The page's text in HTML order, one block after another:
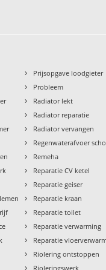
› Prijsopgave loodgieter
› Probleem
› Radiator lekt
› Radiator reparatie
› Radiator vervangen
› Regenwaterafvoer
› Remeha
› Reparatie CV ketel
› Reparatie geiser
› Reparatie kraan
› Reparatie toilet
› Reparatie verwarming
› Reparatie
› Riolering ontstoppen
› Rioleringswerk